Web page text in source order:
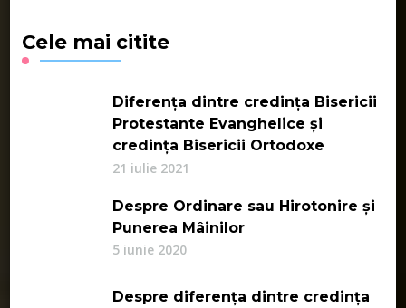
Cele mai citite
Diferența dintre credința Bisericii
Protestante Evanghelice și
credința Bisericii Ortodoxe
21 iulie 2021
Despre Ordinare sau Hirotonire și
Punerea Mâinilor
5 iunie 2020
Despre diferența dintre credința